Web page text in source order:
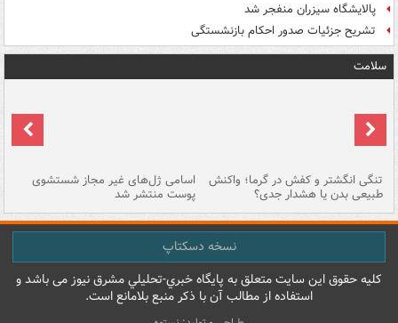
پالایشگاه سیزران منفجر شد
تشریح جزئیات صدور احکام بازنشستگی
سلامت
تنگی انگشتر و کفش در گرما؛ واکنش
طبیعی بدن یا هشدار جدی؟
اسامی ژل‌های غیر مجاز شستشوی
پوست منتشر شد
نسخه دسکتاپ
کليه حقوق اين سايت متعلق به پایگاه خبري-تحليلي مشرق نيوز می باشد و
استفاده از مطالب آن با ذکر منبع بلامانع است.